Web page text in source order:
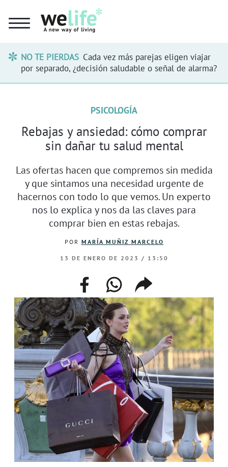
NO TE PIERDAS Cada vez más parejas eligen viajar
por separado, ¿decisión saludable o señal de alarma?
PSICOLOGÍA
Rebajas y ansiedad: cómo comprar
sin dañar tu salud mental
Las ofertas hacen que compremos sin medida
y que sintamos una necesidad urgente de
hacernos con todo lo que vemos. Un experto
nos lo explica y nos da las claves para
comprar bien en estas rebajas.
POR MARÍA MUÑIZ MARCELO
13 DE ENERO DE 2023 / 13:50
facebookwhatsappcompartir
enlace